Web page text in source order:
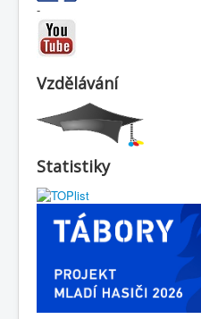
-
Vzdělávání
Statistiky